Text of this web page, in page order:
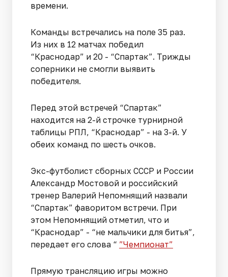
времени.
Команды встречались на поле 35 раз.
Из них в 12 матчах победил
“Краснодар” и 20 - “Спартак”. Трижды
соперники не смогли выявить
победителя.
Перед этой встречей “Спартак”
находится на 2-й строчке турнирной
таблицы РПЛ, “Краснодар” - на 3-й. У
обеих команд по шесть очков.
Экс-футболист сборных СССР и России
Александр Мостовой и российский
тренер Валерий Непомнящий назвали
“Спартак” фаворитом встречи. При
этом Непомнящий отметил, что и
“Краснодар” - “не мальчики для битья”,
передает его слова “ ”Чемпионат”
Прямую трансляцию игры можно